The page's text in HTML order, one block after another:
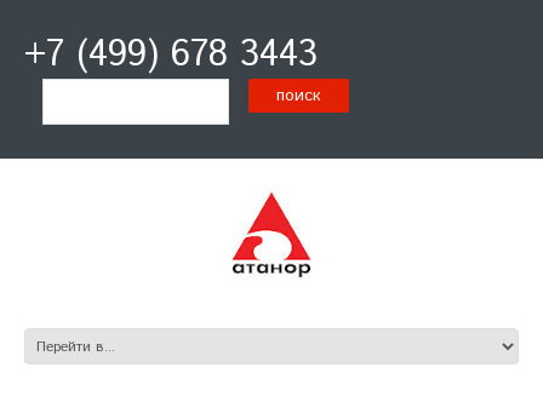
+7 (499) 678 3443